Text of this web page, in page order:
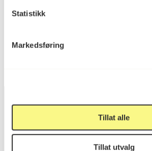
Statistikk
Markedsføring
Tillat alle
Tillat utvalg
Postadresse